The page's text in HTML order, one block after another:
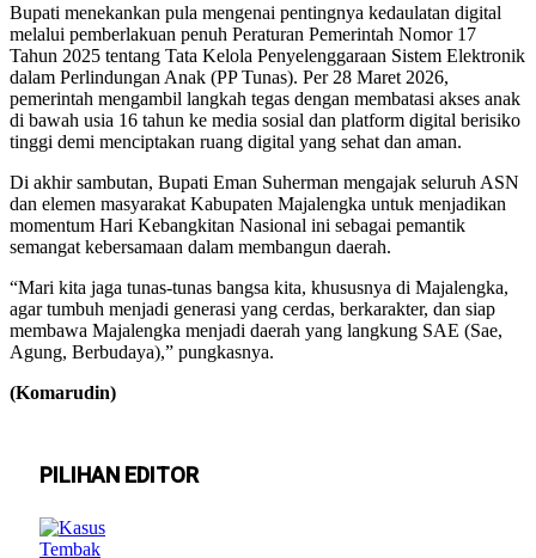
Bupati menekankan pula mengenai pentingnya kedaulatan digital
melalui pemberlakuan penuh Peraturan Pemerintah Nomor 17
Tahun 2025 tentang Tata Kelola Penyelenggaraan Sistem Elektronik
dalam Perlindungan Anak (PP Tunas). Per 28 Maret 2026,
pemerintah mengambil langkah tegas dengan membatasi akses anak
di bawah usia 16 tahun ke media sosial dan platform digital berisiko
tinggi demi menciptakan ruang digital yang sehat dan aman.
Di akhir sambutan, Bupati Eman Suherman mengajak seluruh ASN
dan elemen masyarakat Kabupaten Majalengka untuk menjadikan
momentum Hari Kebangkitan Nasional ini sebagai pemantik
semangat kebersamaan dalam membangun daerah.
“Mari kita jaga tunas-tunas bangsa kita, khususnya di Majalengka,
agar tumbuh menjadi generasi yang cerdas, berkarakter, dan siap
membawa Majalengka menjadi daerah yang langkung SAE (Sae,
Agung, Berbudaya),” pungkasnya.
(Komarudin)
PILIHAN EDITOR